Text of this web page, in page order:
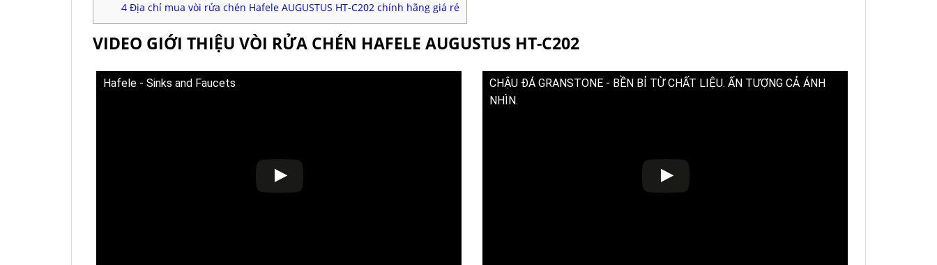
4 Địa chỉ mua vòi rửa chén Hafele AUGUSTUS HT-C202 chính hãng giá rẻ
VIDEO GIỚI THIỆU VÒI RỬA CHÉN HAFELE AUGUSTUS HT-C202
Hafele - Sinks and Faucets
CHẬU ĐÁ GRANSTONE - BỀN BỈ TỪ CHẤT LIỆU. ẤN TƯỢNG CẢ ÁNH
NHÌN.